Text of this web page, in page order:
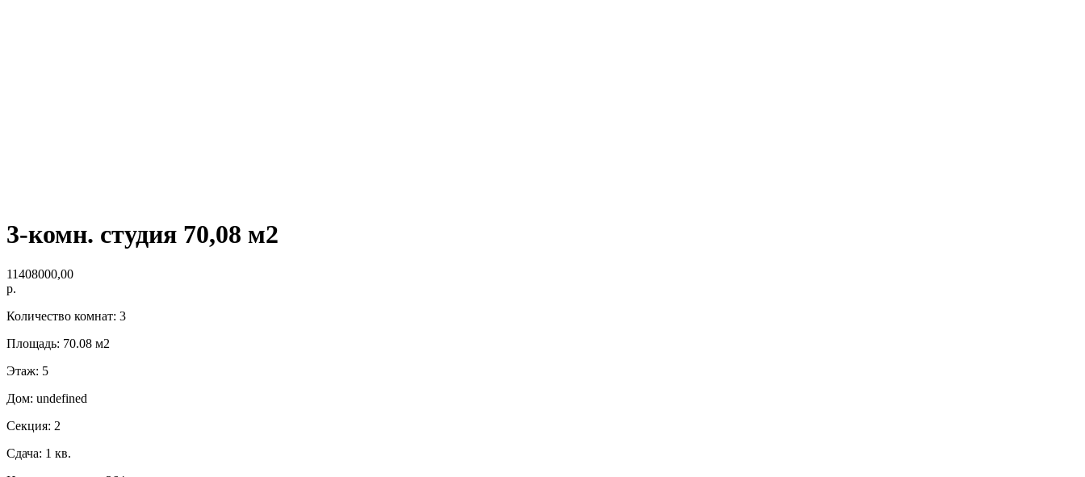
3-комн. студия 70,08 м2
11408000,00
р.
Количество комнат: 3
Площадь: 70.08 м2
Этаж: 5
Дом: undefined
Секция: 2
Сдача: 1 кв.